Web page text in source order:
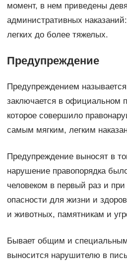
момент, в нем приведены
административных
легких до более тяжелых.
Предупреждение
Предупреждением
заключается в официальном
которое совершило
самым мягким, легким
Предупреждение выносят в
нарушение правопорядка
человеком в первый раз и
опасности для жизни и
и животных, памятникам и
Бывает общим и
выносится нарушителю в